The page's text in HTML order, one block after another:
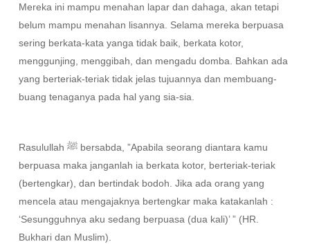
Mereka ini mampu menahan lapar dan dahaga, akan tetapi
belum mampu menahan lisannya. Selama mereka berpuasa
sering berkata-kata yanga tidak baik, berkata kotor,
menggunjing, menggibah, dan mengadu domba. Bahkan ada
yang berteriak-teriak tidak jelas tujuannya dan membuang-
buang tenaganya pada hal yang sia-sia.
Rasulullah ﷺ bersabda, ”Apabila seorang diantara kamu
berpuasa maka janganlah ia berkata kotor, berteriak-teriak
(bertengkar), dan bertindak bodoh. Jika ada orang yang
mencela atau mengajaknya bertengkar maka katakanlah :
‘Sesungguhnya aku sedang berpuasa (dua kali)’ ” (HR.
Bukhari dan Muslim).